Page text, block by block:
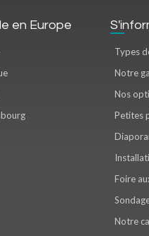
en Europe
Types
Notre
Nos
Petites
Foire
Notre